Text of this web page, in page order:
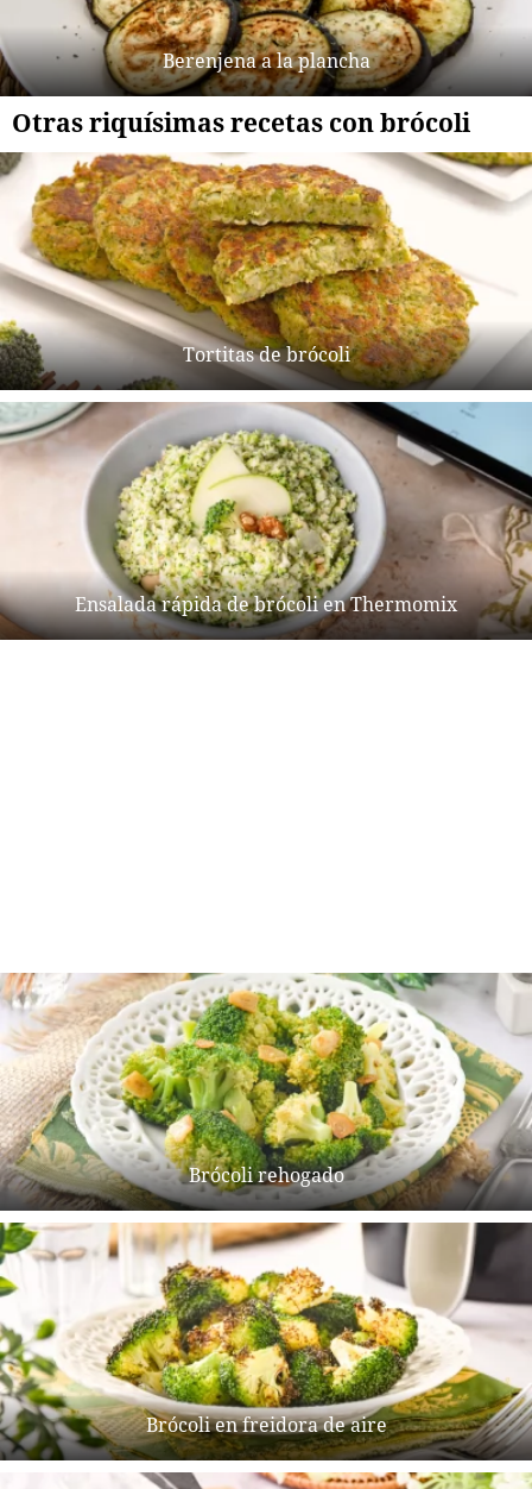
Berenjena a la plancha
Otras riquísimas recetas con brócoli
Tortitas de brócoli
Ensalada rápida de brócoli en Thermomix
Brócoli rehogado
Brócoli en freidora de aire